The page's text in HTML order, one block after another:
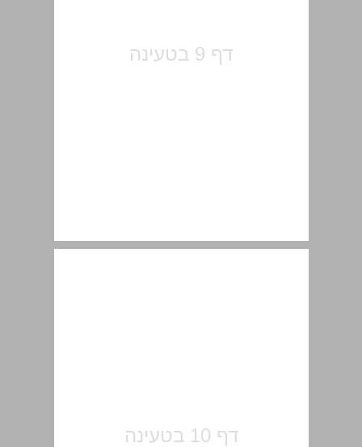
הקדמה ... 11